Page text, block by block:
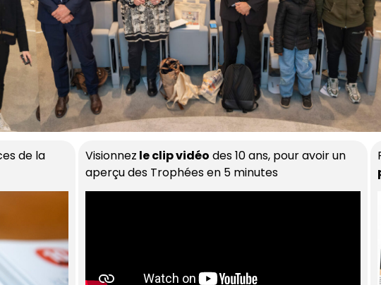
de la
Visionnez le clip vidéo des 10 ans, pour avoir un
aperçu des Trophées en 5 minutes